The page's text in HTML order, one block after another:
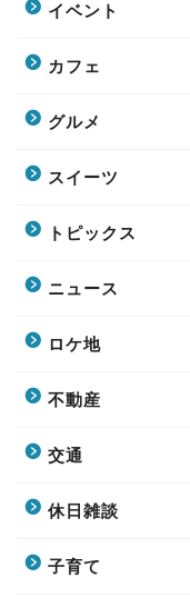
イベント
カフェ
グルメ
スイーツ
トピックス
ニュース
ロケ地
不動産
交通
休日雑談
子育て